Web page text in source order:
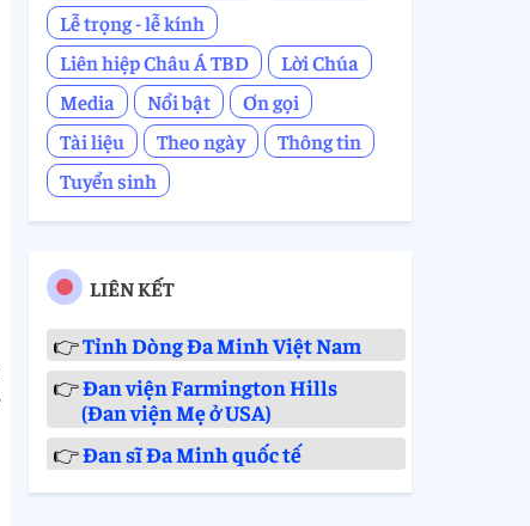
Lễ trọng - lễ kính
Liên hiệp Châu Á TBD
Lời Chúa
Media
Nổi bật
Ơn gọi
Tài liệu
Theo ngày
Thông tin
Tuyển sinh
LIÊN KẾT
👉Tỉnh Dòng Đa Minh Việt Nam
👉Đan viện Farmington Hills
(Đan viện Mẹ ở USA)
👉Đan sĩ Đa Minh quốc tế